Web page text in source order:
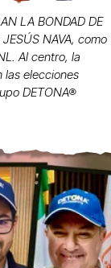
LA BONDAD DE
JESÚS NAVA, como
Al centro, la
las elecciones
DETONA®